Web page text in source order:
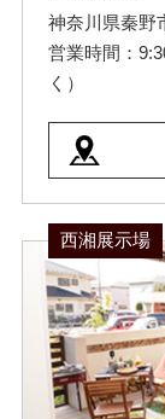
神奈川県秦野
営業時間：
く）
西湘展示場